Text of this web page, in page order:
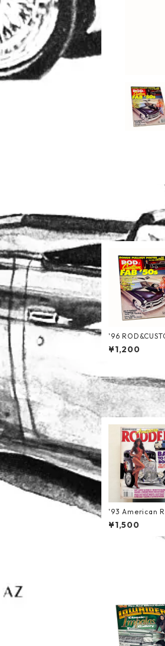
'96
¥1,200
'93 American
ER
¥1,500